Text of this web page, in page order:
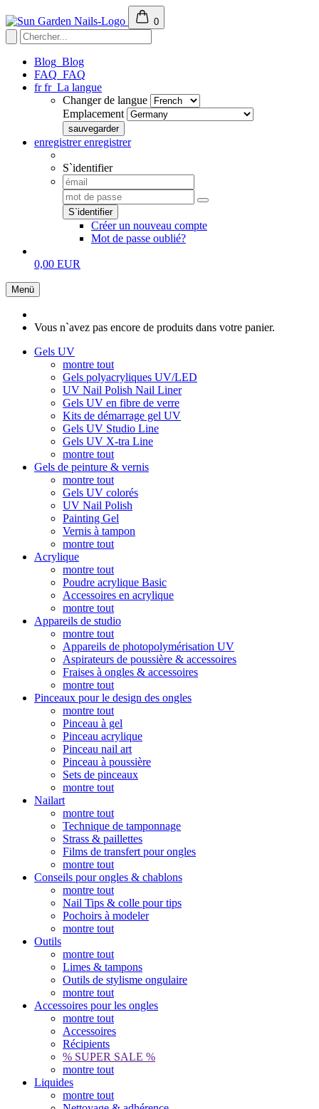
0
Blog Blog
FAQ FAQ
frfr La langue
Changer de langue
Emplacement
enregistrer enregistrer
S`identifier
Créer un nouveau compte
Mot de passe oublié?
0,00 EUR
Menü
Vous n`avez pas encore de produits dans votre panier.
Gels UV
montre tout
Gels polyacryliques UV/LED
UV Nail Polish Nail Liner
Gels UV en fibre de verre
Kits de démarrage gel UV
Gels UV Studio Line
Gels UV X-tra Line
montre tout
Gels de peinture & vernis
montre tout
Gels UV colorés
UV Nail Polish
Painting Gel
Vernis à tampon
montre tout
Acrylique
montre tout
Poudre acrylique Basic
Accessoires en acrylique
montre tout
Appareils de studio
montre tout
Appareils de photopolymérisation UV
Aspirateurs de poussière & accessoires
Fraises à ongles & accessoires
montre tout
Pinceaux pour le design des ongles
montre tout
Pinceau à gel
Pinceau acrylique
Pinceau nail art
Pinceau à poussière
Sets de pinceaux
montre tout
Nailart
montre tout
Technique de tamponnage
Strass & paillettes
Films de transfert pour ongles
montre tout
Conseils pour ongles & chablons
montre tout
Nail Tips & colle pour tips
Pochoirs à modeler
montre tout
Outils
montre tout
Limes & tampons
Outils de stylisme ongulaire
montre tout
Accessoires pour les ongles
montre tout
Accessoires
Récipients
% SUPER SALE %
montre tout
Liquides
montre tout